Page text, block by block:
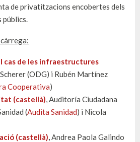
de privatitzacions encobertes dels
públics.
cas de les infraestructures
(ODG) i Rubén Martínez
Cooperativa)
(castellà), Auditoría Ciudadana
(Audita Sanidad) i Nicola
(castellà),Andrea Paola Galindo